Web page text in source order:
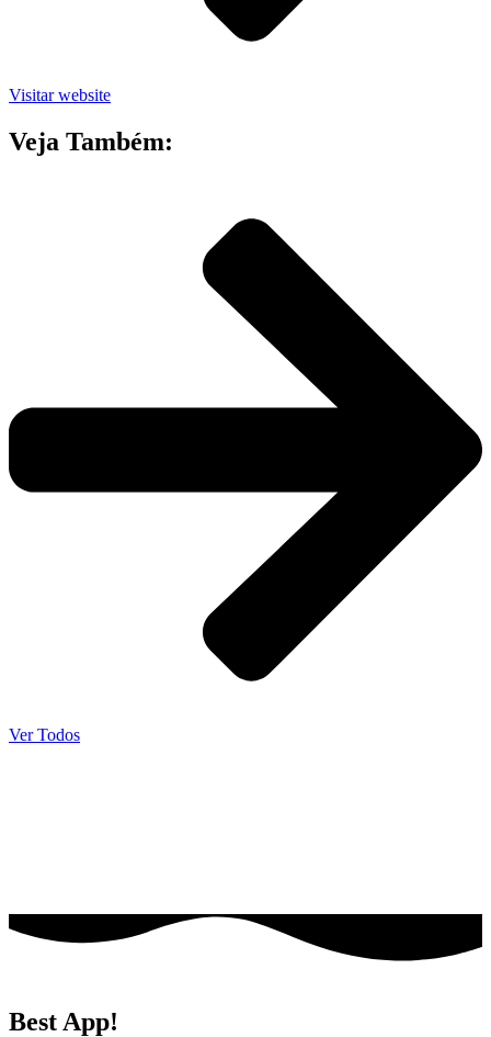
Visitar website
Veja Também:
Ver Todos
Best App!